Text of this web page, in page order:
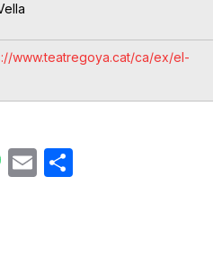
www.teatregoya.cat/ca/ex/el-
Email